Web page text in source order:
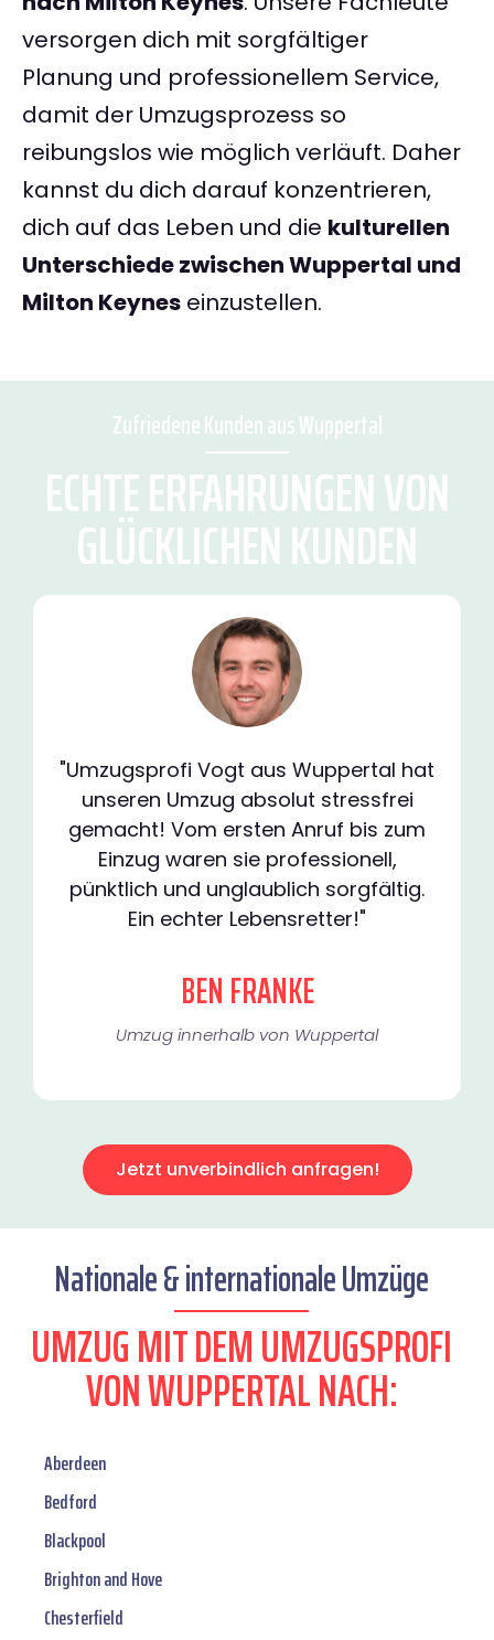
versorgen dich mit sorgfältiger
Planung und professionellem Service,
damit der Umzugsprozess so
reibungslos wie möglich verläuft. Daher
kannst du dich darauf konzentrieren,
dich auf das Leben und die kulturellen
Unterschiede zwischen Wuppertal und
Milton Keynes einzustellen.
Zufriedene Kunden aus Wuppertal
ECHTE ERFAHRUNGEN VON
GLÜCKLICHEN KUNDEN
"Umzugsprofi Vogt aus Wuppertal hat
unseren Umzug absolut stressfrei
gemacht! Vom ersten Anruf bis zum
Einzug waren sie professionell,
pünktlich und unglaublich sorgfältig.
Ein echter Lebensretter!"
BEN FRANKE
Umzug innerhalb von Wuppertal​
Jetzt unverbindlich anfragen!
Nationale & internationale Umzüge
UMZUG MIT DEM UMZUGSPROFI
VON WUPPERTAL NACH:
Aberdeen
Bedford
Blackpool
Brighton and Hove
Chesterfield